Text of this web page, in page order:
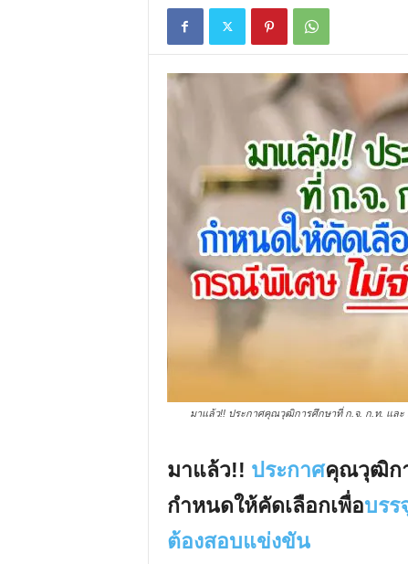
มาแล้ว!! ประกาศคุณวุฒิ​การศึกษา​ที่​ ก.จ.​ ก.ท.​ และ​
มาแล้ว!! ประกาศคุณวุฒิ​กา
กำหนดให้คัดเลือกเพื่อบรร
ต้องสอบแข่งขัน